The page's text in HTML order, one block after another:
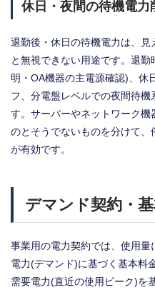
休日・夜間の待機電力
退勤後・休日の待機電力は、
と無視できない用途です。退
明・OA機器の主電源確認)、休
フ、分電盤レベルでの夜間待
す。サーバーやネットワーク
のとそうでないものを分けて
が有効です。
デマンド契約・
事業用の電力契約では、使用
電力(デマンド)に基づく基本料
需要電力(直近の使用ピーク)を